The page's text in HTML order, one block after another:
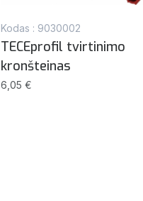
Kodas : 9030002
TECEprofil tvirtinimo
kronšteinas
6,05 €